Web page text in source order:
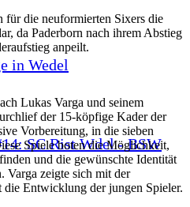
in Wedel
SC Rist Wdel - BSW
für die neuformierten Sixers die
da Paderborn nach ihrem Abstieg
anpeilt.
Lukas Varga und seinem
der 15-köpfige Kader der
Vorbereitung, in die sieben
Spiele boten die Möglichkeit,
und die gewünschte Identität
Varga zeigte sich mit der
Entwicklung der jungen Spieler.